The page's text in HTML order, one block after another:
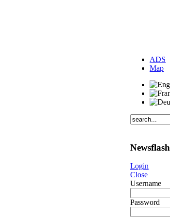
ADS
Map
Newsflash
Login
Close
Username
Password